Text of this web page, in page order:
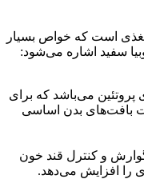
مغذی است که خواص بسیار
سفید اشاره می‌شود:
پروتئین می‌باشد که برای
بافت‌های بدن اساسی
و کنترل قند خون
افزایش می‌دهد.